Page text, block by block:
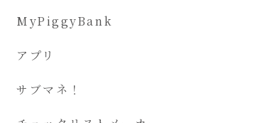
MyPiggyBank
アプリ
サブマネ！